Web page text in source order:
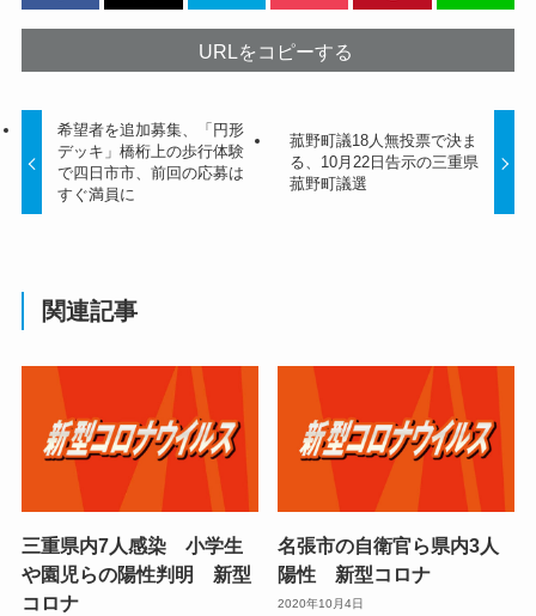
URLをコピーする
希望者を追加募集、「円形
デッキ」橋桁上の歩行体験
で四日市市、前回の応募は
すぐ満員に
菰野町議18人無投票で決ま
る、10月22日告示の三重県
菰野町議選
関連記事
三重県内7人感染 小学生
や園児らの陽性判明 新型
コロナ
名張市の自衛官ら県内3人
陽性 新型コロナ
2020年10月4日